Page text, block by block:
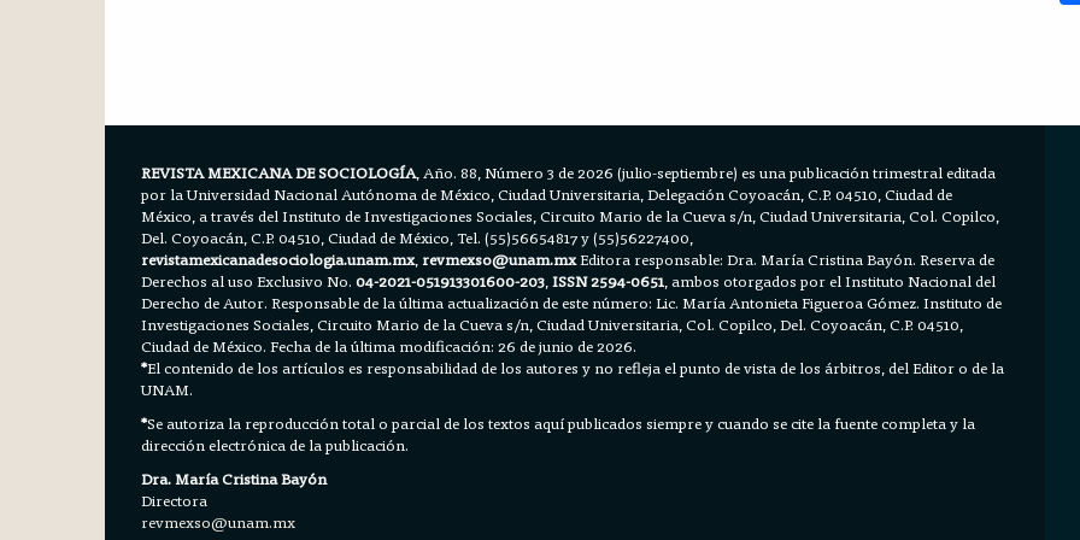
REVISTA MEXICANA DE SOCIOLOGÍA, Año. 88, Número 3 de 2026 (julio-septiembre) es una publicación trimestral editada
por la Universidad Nacional Autónoma de México, Ciudad Universitaria, Delegación Coyoacán, C.P. 04510, Ciudad de
México, a través del Instituto de Investigaciones Sociales, Circuito Mario de la Cueva s/n, Ciudad Universitaria, Col. Copilco,
Del. Coyoacán, C.P. 04510, Ciudad de México, Tel. (55)56654817 y (55)56227400,
revistamexicanadesociologia.unam.mx,revmexso@unam.mxEditora responsable: Dra. María Cristina Bayón. Reserva de
Derechos al uso Exclusivo No.04-2021-051913301600-203,ISSN 2594-0651, ambos otorgados por el Instituto Nacional del
Derecho de Autor. Responsable de la última actualización de este número: Lic. María Antonieta Figueroa Gómez. Instituto de
Investigaciones Sociales, Circuito Mario de la Cueva s/n, Ciudad Universitaria, Col. Copilco, Del. Coyoacán, C.P. 04510,
Ciudad de México. Fecha de la última modificación: 26 de junio de 2026.
*El contenido de los artículos es responsabilidad de los autores y no refleja el punto de vista de los árbitros, del Editor o de la
UNAM.
*Se autoriza la reproducción total o parcial de los textos aquí publicados siempre y cuando se cite la fuente completa y la
dirección electrónica de la publicación.
Dra. María Cristina Bayón
Directora
revmexso@unam.mx